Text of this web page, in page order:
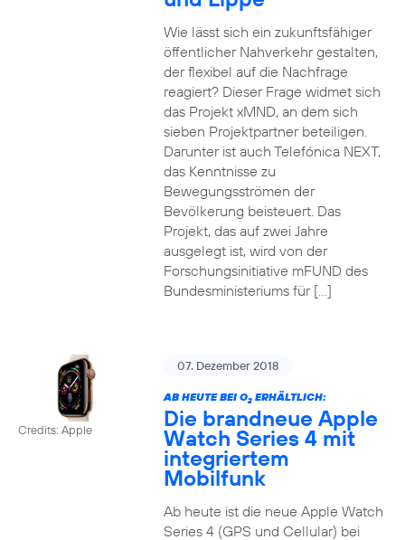
Wie lässt sich ein zukunftsfähiger
öffentlicher Nahverkehr gestalten,
der flexibel auf die Nachfrage
reagiert? Dieser Frage widmet sich
das Projekt xMND, an dem sich
sieben Projektpartner beteiligen.
Darunter ist auch Telefónica NEXT,
das Kenntnisse zu
Bewegungsströmen der
Bevölkerung beisteuert. Das
Projekt, das auf zwei Jahre
ausgelegt ist, wird von der
Forschungsinitiative mFUND des
Bundesministeriums für […]
Credits: Apple
07. Dezember 2018
AB HEUTE BEI O2ERHÄLTLICH:
Die brandneue Apple
Watch Series 4 mit
integriertem
Mobilfunk
Ab heute ist die neue Apple Watch
Series 4 (GPS und Cellular) bei